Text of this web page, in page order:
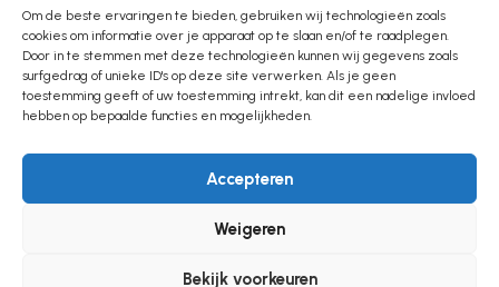
Om de beste ervaringen te bieden, gebruiken wij technologieën zoals
cookies om informatie over je apparaat op te slaan en/of te raadplegen.
Door in te stemmen met deze technologieën kunnen wij gegevens zoals
surfgedrag of unieke ID's op deze site verwerken. Als je geen
toestemming geeft of uw toestemming intrekt, kan dit een nadelige invloed
hebben op bepaalde functies en mogelijkheden.
Accepteren
Weigeren
Bekijk voorkeuren
5232 AH ʻs-Hertogenbosch
Telefoon:06-38165990
E-mail:kantoor@onbeperkt073.nl
Over ons
Toegankelijkheidsverklaring
© 2026 All Rights Reserved by Onbeperkt 073.